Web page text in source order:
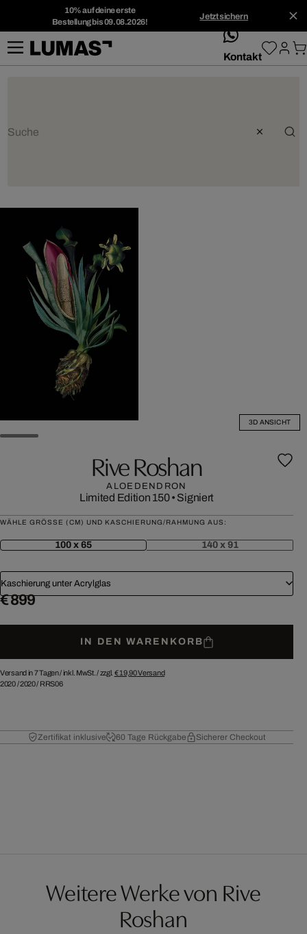
10% auf deine erste
Bestellung bis 09.08.2026!
Jetzt sichern
whatsApp
Kontakt
3D ANSICHT
Rive Roshan
ALOEDENDRON
Limited Edition 150• Signiert
WÄHLE GRÖSSE (CM) UND KASCHIERUNG/RAHMUNG AUS:
100 x 65 140 x 91
Kaschierung unter Acrylglas
€ 899
IN DEN WARENKORB
Versand in 7 Tagen /inkl. MwSt. / zzgl. € 19,90Versand
2020/2020/ RRS06
Zertifikat inklusive 60 Tage Rückgabe Sicherer Checkout
Weitere Werke von Rive
Roshan